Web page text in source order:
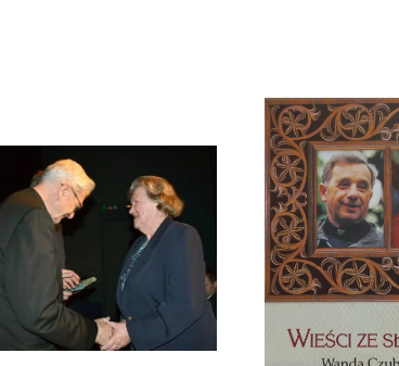
Zmarła Wanda Czubernatowa